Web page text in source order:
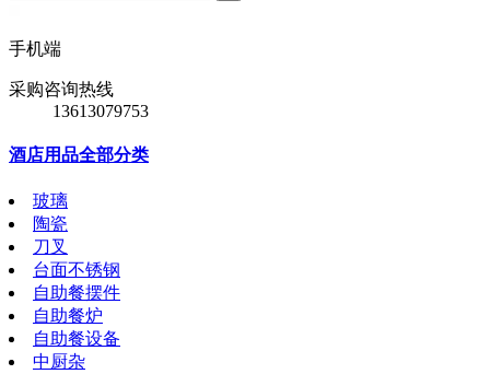
手机端
采购咨询热线
13613079753
酒店用品全部分类
玻璃
陶瓷
刀叉
台面不锈钢
自助餐摆件
自助餐炉
自助餐设备
中厨杂